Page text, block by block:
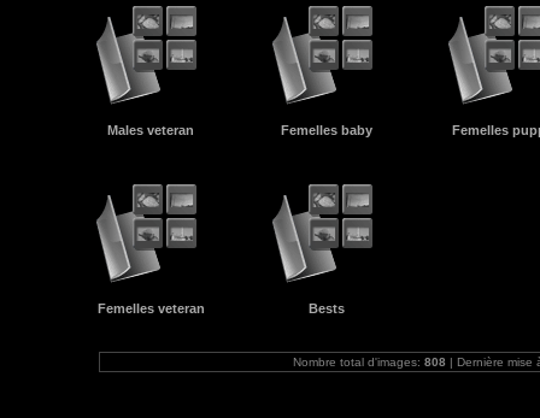
Males veteran Femelles baby Femelles
Femelles veteran Bests
Nombre total d'images: 808 | Dernière mise